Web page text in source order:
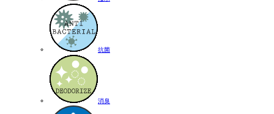
抗菌
消臭